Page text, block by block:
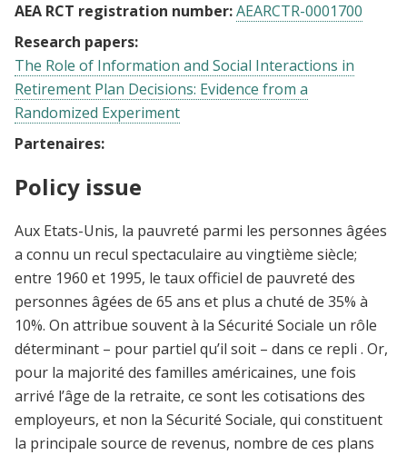
AEA RCT registration number:AEARCTR-0001700
Research papers:
The Role of Information and Social Interactions in
Retirement Plan Decisions: Evidence from a
Randomized Experiment
Partenaires:
Policy issue
Aux Etats-Unis, la pauvreté parmi les personnes âgées
a connu un recul spectaculaire au vingtième siècle;
entre 1960 et 1995, le taux officiel de pauvreté des
personnes âgées de 65 ans et plus a chuté de 35% à
10%. On attribue souvent à la Sécurité Sociale un rôle
déterminant – pour partiel qu’il soit – dans ce repli . Or,
pour la majorité des familles américaines, une fois
arrivé l’âge de la retraite, ce sont les cotisations des
employeurs, et non la Sécurité Sociale, qui constituent
la principale source de revenus, nombre de ces plans